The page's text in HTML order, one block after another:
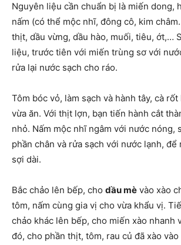
Nguyên liệu cần chuẩn bị là miến dong,
nấm (có thể mộc nhĩ, đông cô, kim
thịt, dầu vừng, dầu hào, muối, tiêu, ớt,…
liệu, trước tiên với miến trùng sơ với
rửa lại nước sạch cho ráo.
Tôm bóc vỏ, làm sạch và hành tây, cà
vừa ăn. Với thịt lợn, bạn tiến hành cắt
nhỏ. Nấm mộc nhĩ ngâm với nước nóng,
phần chân và rửa sạch với nước lạnh, để
sợi dài.
Bắc chảo lên bếp, cho dầu mè vào xào
tôm, nấm cùng gia vị cho vừa khẩu vị.
chảo khác lên bếp, cho miến xào nhanh
đó, cho phần thịt, tôm, rau củ đã xào